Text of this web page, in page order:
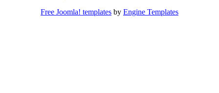
Free Joomla! templates by Engine Templates